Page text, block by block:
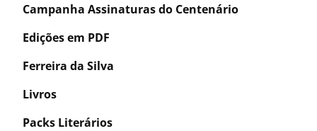
Campanha Assinaturas do Centenário
Edições em PDF
Ferreira da Silva
Livros
Packs Literários